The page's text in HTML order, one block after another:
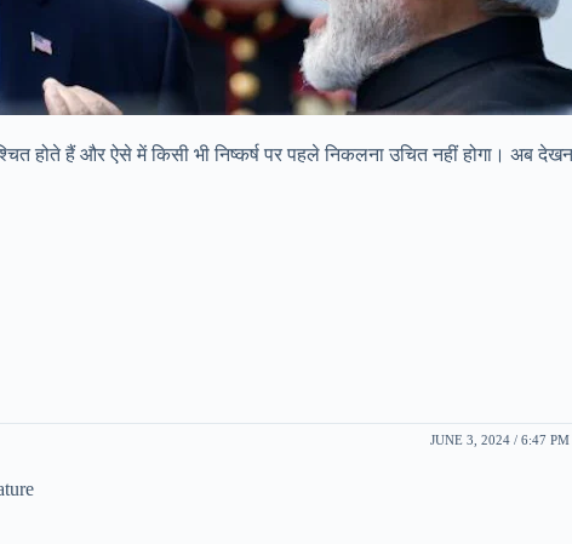
होते हैं और ऐसे में किसी भी निष्कर्ष पर पहले निकलना उचित नहीं होगा। अब
JUNE 3, 2024 / 6:47 PM